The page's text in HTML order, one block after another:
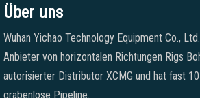
Über uns
Wuhan Yichao Technology Equipment Co.,
Anbieter von horizontalen Richtungen Rigs
autorisierter Distributor XCMG und hat fast
grabenlose Pipeline.